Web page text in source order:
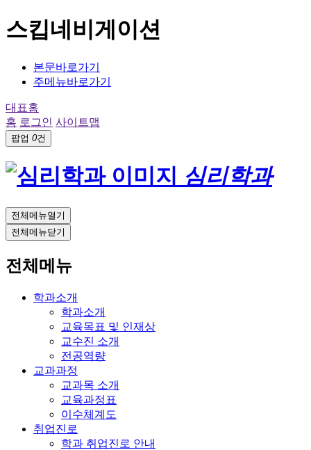
스킵네비게이션
본문바로가기
주메뉴바로가기
대표홈
홈 로그인 사이트맵
팝업 0건
심리학과
전체메뉴열기
전체메뉴닫기
전체메뉴
학과소개
학과소개
교육목표 및 인재상
교수진 소개
전공역량
교과과정
교과목 소개
교육과정표
이수체계도
취업진로
학과 취업진로 안내